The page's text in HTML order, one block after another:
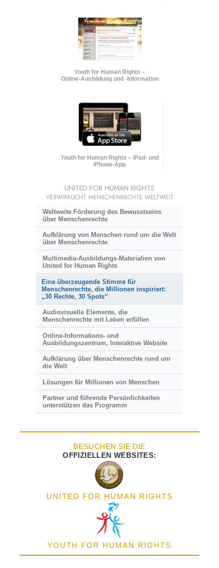
Youth for Human Rights –
Online-Ausbildung und -Information
Youth for Human Rights – iPad- und
iPhone-App
UNITED FOR HUMAN RIGHTS
VERWIRKLICHT MENSCHENRECHTE WELTWEIT
Weltweite Förderung des Bewusstseins
über Menschenrechte
Aufklärung von Menschen rund um die Welt
über Menschenrechte
Multimedia-Ausbildungs-Materialien von
United for Human Rights
Eine überzeugende Stimme für
Menschenrechte, die Millionen inspiriert:
„30 Rechte, 30 Spots“
Audiovisuelle Elemente, die
Menschenrechte mit Leben erfüllen
Online-Informations- und
Ausbildungszentrum, Interaktive Website
Aufklärung über Menschenrechte rund um
die Welt
Lösungen für Millionen von Menschen
Partner und führende Persönlichkeiten
unterstützen das Programm
BESUCHEN SIE DIE
OFFIZIELLEN WEBSITES:
UNITED FOR HUMAN RIGHTS
YOUTH FOR HUMAN RIGHTS